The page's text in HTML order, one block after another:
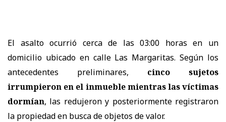
El asalto ocurrió cerca de las 03:00 horas en un
domicilio ubicado en calle Las Margaritas. Según los
antecedentes preliminares, cinco sujetos
irrumpieron en el inmueble mientras las víctimas
dormían, las redujeron y posteriormente registraron
la propiedad en busca de objetos de valor.